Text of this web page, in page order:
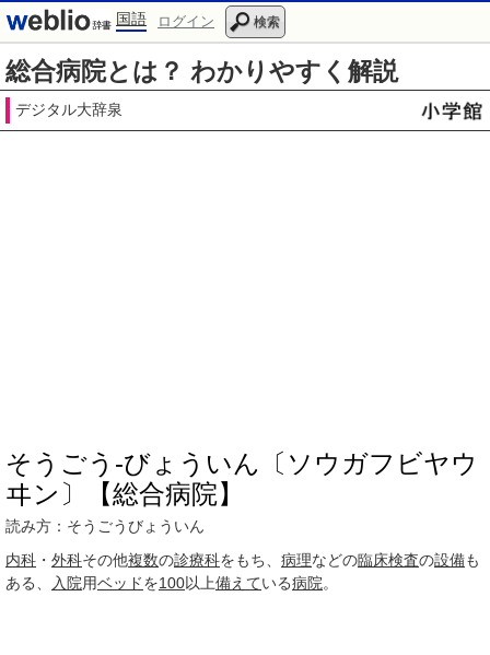
国語 ログイン 検索
総合病院とは？ わかりやすく解説
デジタル大辞泉
そうごう‐びょういん〔ソウガフビヤウ
ヰン〕【総合病院】
読み方：そうごうびょういん
内科 ・ 外科その他複数の診療科をもち、 病理などの臨床検査の設備も
ある、
入院用ベッドを100以上備えている病院。